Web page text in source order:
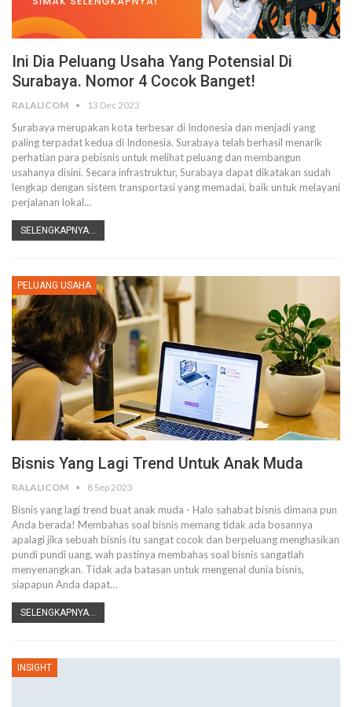
Ini Dia Peluang Usaha Yang Potensial Di
Surabaya. Nomor 4 Cocok Banget!
RALALICOM 13 Dec 2023
Surabaya merupakan kota terbesar di Indonesia dan menjadi yang
paling terpadat kedua di Indonesia. Surabaya telah berhasil menarik
perhatian para pebisnis untuk melihat peluang dan membangun
usahanya disini. Secara infrastruktur, Surabaya dapat dikatakan sudah
lengkap dengan sistem transportasi yang memadai, baik untuk melayani
perjalanan lokal…
SELENGKAPNYA...
PELUANG USAHA
Bisnis Yang Lagi Trend Untuk Anak Muda
RALALICOM 8 Sep 2023
Bisnis yang lagi trend buat anak muda - Halo sahabat bisnis dimana pun
Anda berada! Membahas soal bisnis memang tidak ada bosannya
apalagi jika sebuah bisnis itu sangat cocok dan berpeluang menghasikan
pundi pundi uang, wah pastinya membahas soal bisnis sangatlah
menyenangkan. Tidak ada batasan untuk mengenal dunia bisnis,
siapapun Anda dapat…
SELENGKAPNYA...
INSIGHT